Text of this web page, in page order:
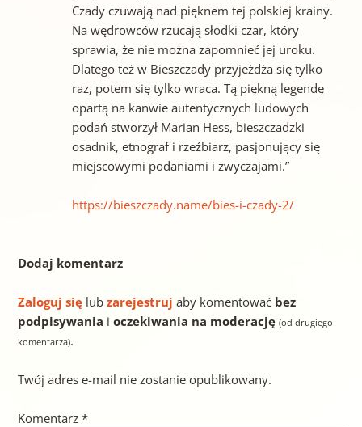
Czady czuwają nad pięknem tej polskiej krainy.
Na wędrowców rzucają słodki czar, który
sprawia, że nie można zapomnieć jej uroku.
Dlatego też w Bieszczady przyjeżdża się tylko
raz, potem się tylko wraca. Tą piękną legendę
opartą na kanwie autentycznych ludowych
podań stworzył Marian Hess, bieszczadzki
osadnik, etnograf i rzeźbiarz, pasjonujący się
miejscowymi podaniami i zwyczajami.”
https://bieszczady.name/bies-i-czady-2/
Dodaj komentarz
Zaloguj sięlub zarejestruj aby komentować bez
podpisywania i oczekiwania na moderację (od drugiego
komentarza).
Twój adres e-mail nie zostanie opublikowany.
Komentarz *